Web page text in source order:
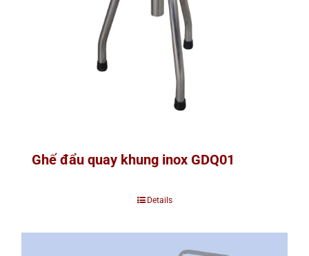
Ghế đẩu quay khung inox GDQ01
Details